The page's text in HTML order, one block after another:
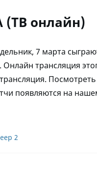
(ТВ онлайн)
7 марта
трансляция
появляются на
2